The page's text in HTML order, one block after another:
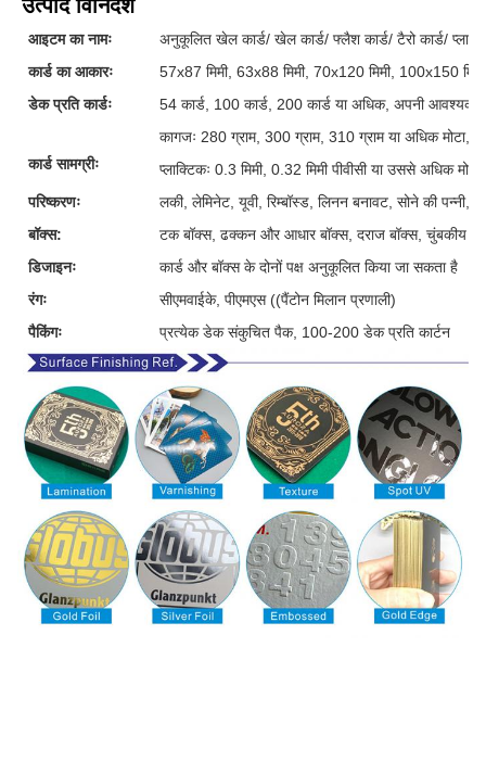
उत्पाद विनिर्देश
आइटम का नामः
अनुकूलित खेल कार्ड/ खेल कार्ड/ फ्लैश कार्ड/ टैरो कार्ड/
कार्ड का आकारः
57x87 मिमी, 63x88 मिमी, 70x120 मिमी, 100x150
डेक प्रति कार्डः
54 कार्ड, 100 कार्ड, 200 कार्ड या अधिक, अपनी
कार्ड सामग्रीः
कागजः 280 ग्राम, 300 ग्राम, 310 ग्राम या अधिक मोटा,
प्लाक्टिकः 0.3 मिमी, 0.32 मिमी पीवीसी या उससे अधिक मोटी
परिष्करणः
लकी, लेमिनेट, यूवी, रिम्बॉस्ड, लिनन बनावट, सोने की पन्नी,
बॉक्स:
टक बॉक्स, ढक्कन और आधार बॉक्स, दराज बॉक्स, चुंबकीय
डिजाइनः
कार्ड और बॉक्स के दोनों पक्ष अनुकूलित किया जा सकता है
रंगः
सीएमवाईके, पीएमएस ((पैंटोन मिलान प्रणाली)
पैकिंगः
प्रत्येक डेक संकुचित पैक, 100-200 डेक प्रति कार्टन